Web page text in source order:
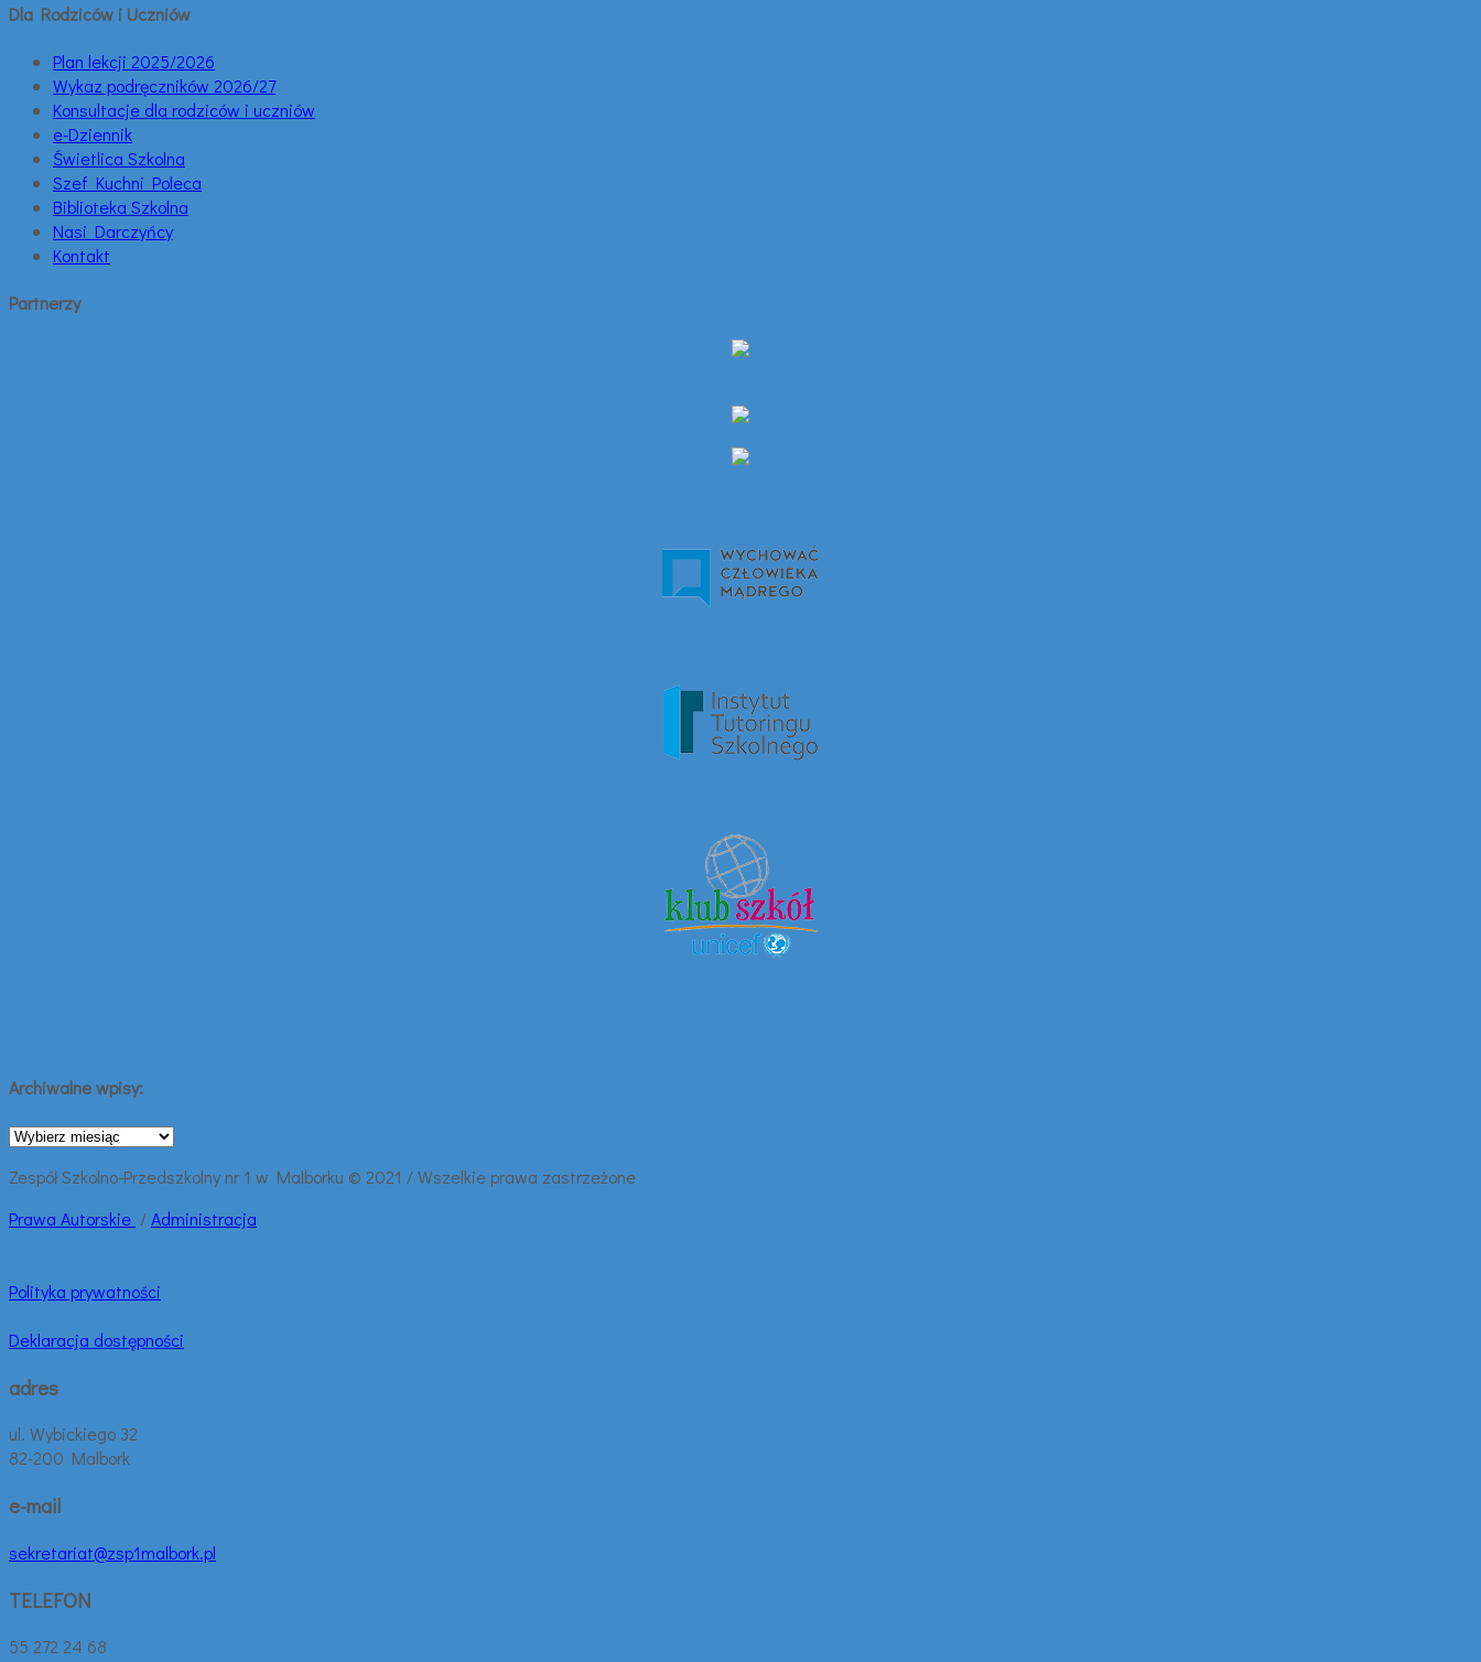
Dla Rodziców i Uczniów
Plan lekcji 2025/2026
Wykaz podręczników 2026/27
Konsultacje dla rodziców i uczniów
e-Dziennik
Świetlica Szkolna
Szef Kuchni Poleca
Biblioteka Szkolna
Nasi Darczyńcy
Kontakt
Partnerzy
Archiwalne wpisy:
Archiwalne
Zespół Szkolno-Przedszkolny nr 1 w Malborku © 2021 / Wszelkie prawa zastrzeżone
Prawa Autorskie /Administracja
Polityka prywatności
Deklaracja dostępności
adres
ul. Wybickiego 32
82-200 Malbork
e-mail
sekretariat@zsp1malbork.pl
TELEFON
55 272 24 68